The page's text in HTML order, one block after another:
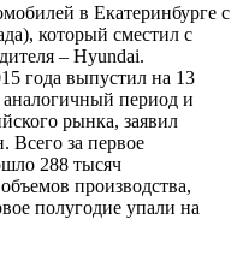
в Екатеринбурге с
который сместил с
– Hyundai.
года выпустил на 13
период и
рынка, заявил
Всего за первое
288 тысяч
производства,
полугодие упали на